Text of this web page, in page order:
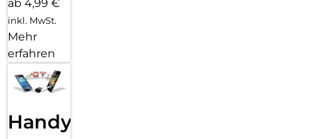
ab 4,99 €
inkl. MwSt.
Mehr
erfahren
Handy